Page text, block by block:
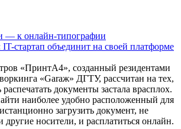
IT-стартап объединит на своей платформе
«ПринтA4», созданный резидентами
«Garaж» ДГТУ, рассчитан на тех,
документы застала врасплох.
наиболее удобно расположенный для
загрузить документ, не
носители, и расплатиться онлайн.